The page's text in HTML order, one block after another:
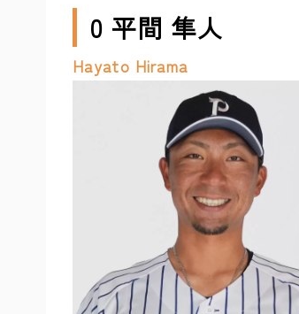
0 平間 隼人
Hayato Hirama